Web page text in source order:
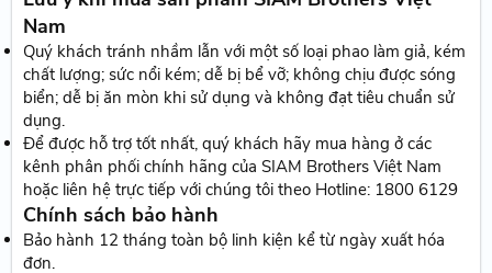
Nam
Quý khách tránh nhầm lẫn với một số loại phao làm giả, kém
chất lượng; sức nổi kém; dễ bị bể vỡ; không chịu được sóng
biển; dễ bị ăn mòn khi sử dụng và không đạt tiêu chuẩn sử
dụng.
Để được hỗ trợ tốt nhất, quý khách hãy mua hàng ở các
kênh phân phối chính hãng của SIAM Brothers Việt Nam
hoặc liên hệ trực tiếp với chúng tôi theo Hotline: 1800 6129
Chính sách bảo hành
Bảo hành 12 tháng toàn bộ linh kiện kể từ ngày xuất hóa
đơn.